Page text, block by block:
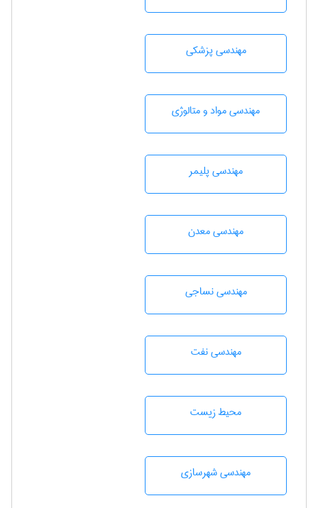
مهندسی پزشکی
مهندسی مواد و متالوژی
مهندسی پليمر
مهندسی معدن
مهندسي نساجی
مهندسی نفت
محيط زيست
مهندسی شهرسازی